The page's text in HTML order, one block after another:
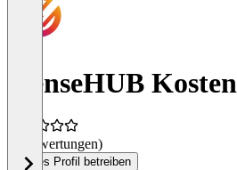
iSenseHUB Kosten
(0 Bewertungen)
Dieses Profil betreiben